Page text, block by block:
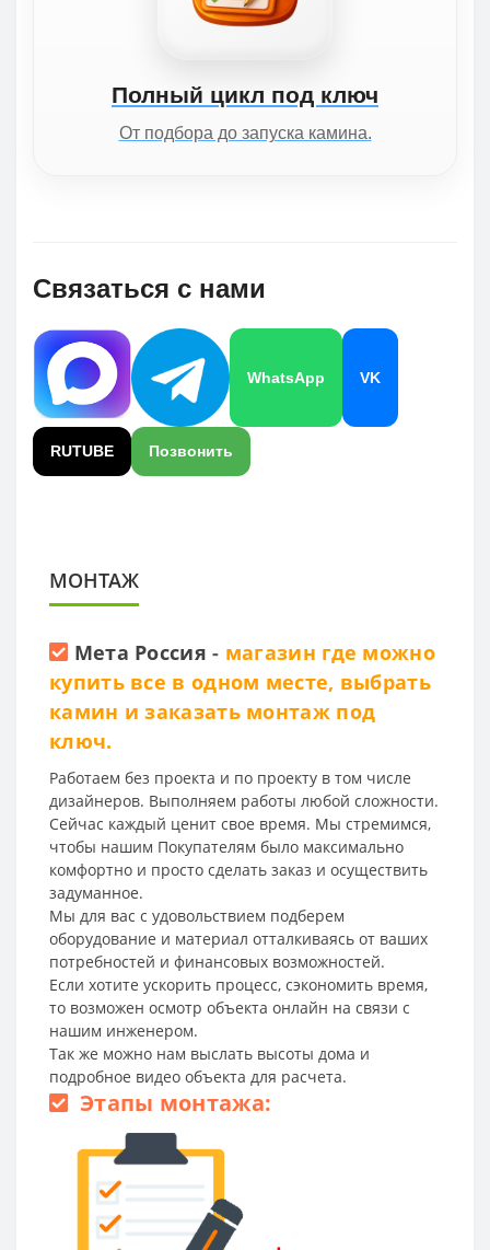
Полный цикл под ключ
От подбора до запуска камина.
Связаться с нами
WhatsApp VK
RUTUBE Позвонить
МОНТАЖ
Мета Россия - магазин где можно
купить все в одном месте, выбрать
камин и заказать монтаж под
ключ.
Работаем без проекта и по проекту в том числе
дизайнеров. Выполняем работы любой сложности.
Сейчас каждый ценит свое время. Мы стремимся,
чтобы нашим Покупателям было максимально
комфортно и просто сделать заказ и осуществить
задуманное.
Мы для вас с удовольствием подберем
оборудование и материал отталкиваясь от ваших
потребностей и финансовых возможностей.
Если хотите ускорить процесс, сэкономить время,
то возможен осмотр объекта онлайн на связи с
нашим инженером.
Так же можно нам выслать высоты дома и
подробное видео объекта для расчета.
Этапы монтажа: